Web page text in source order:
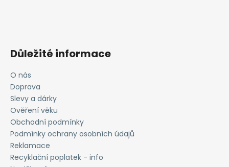
Důležité informace
O nás
Doprava
Slevy a dárky
Ověření věku
Obchodní podmínky
Podmínky ochrany osobních údajů
Reklamace
Recyklační poplatek - info